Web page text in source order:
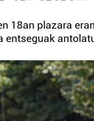
18an plazara
entseguak